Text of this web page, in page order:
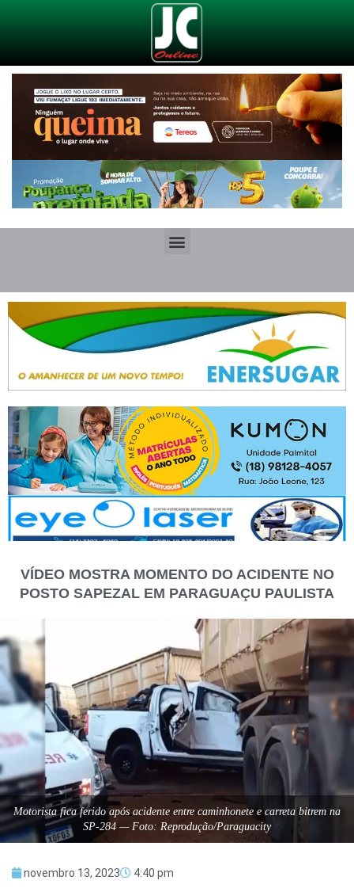
VÍDEO MOSTRA MOMENTO DO ACIDENTE NO
POSTO SAPEZAL EM PARAGUAÇU PAULISTA
Motorista fica ferido após acidente entre caminhonete e carreta bitrem na
SP-284 — Foto: Reprodução/Paraguacity
novembro 13, 2023 4:40 pm